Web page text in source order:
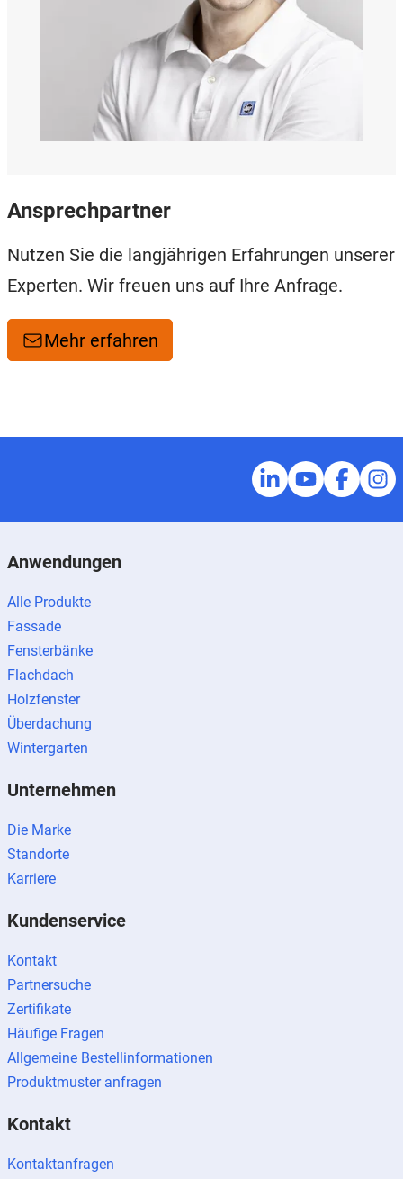
Ansprechpartner
Nutzen Sie die langjährigen Erfahrungen unserer
Experten. Wir freuen uns auf Ihre Anfrage.
Mehr erfahren
Anwendungen
Alle Produkte
Fassade
Fensterbänke
Flachdach
Holzfenster
Überdachung
Wintergarten
Unternehmen
Die Marke
Standorte
Karriere
Kundenservice
Kontakt
Partnersuche
Zertifikate
Häufige Fragen
Allgemeine Bestellinformationen
Produktmuster anfragen
Kontakt
Kontaktanfragen